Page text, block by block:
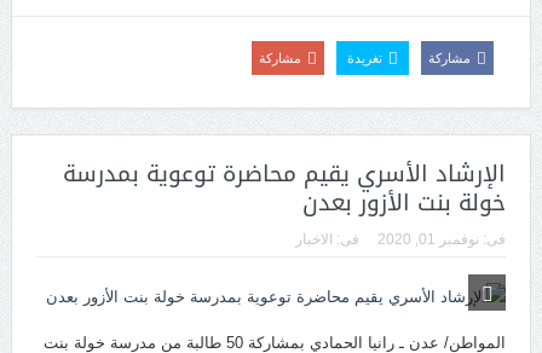
مشاركة تغريدة مشاركة
الإرشاد الأسري يقيم محاضرة توعوية بمدرسة
خولة بنت الأزور بعدن
فى: نوفمبر 01, 2020 فى: الاخبار
المواطن/ عدن ـ رانيا الحمادي بمشاركة 50 طالبة من مدرسة خولة بنت